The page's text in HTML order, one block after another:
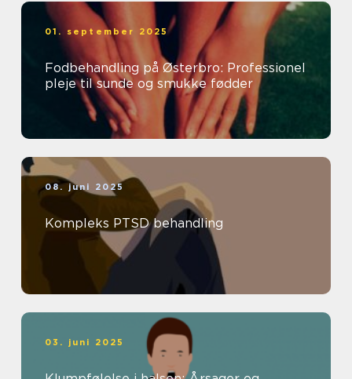
01. september 2025
Fodbehandling på Østerbro: Professionel
pleje til sunde og smukke fødder
08. juni 2025
Kompleks PTSD behandling
03. juni 2025